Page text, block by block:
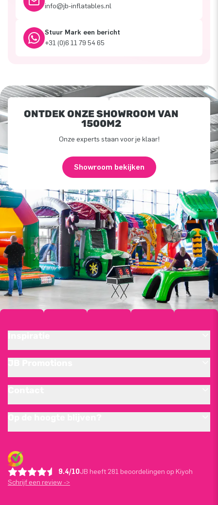
info@jb-inflatables.nl
Stuur Mark een bericht
+31 (0)6 11 79 54 65
ONTDEK ONZE SHOWROOM VAN
1500M2
Onze experts staan voor je klaar!
Showroom bekijken
9.4/10JB heeft 281 beoordelingen op Kiyoh
Schrijf een review ->